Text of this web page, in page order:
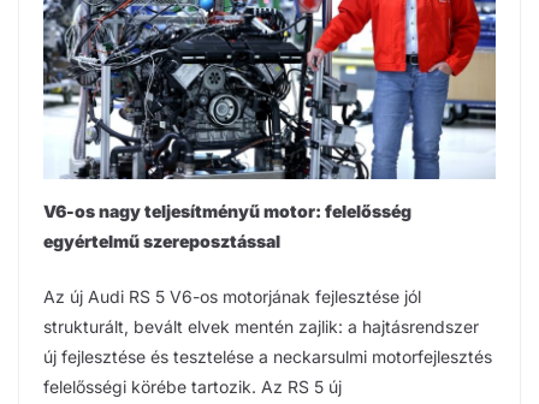
V6-os nagy teljesítményű motor: felelősség
egyértelmű szereposztással
Az új Audi RS 5 V6-os motorjának fejlesztése jól
strukturált, bevált elvek mentén zajlik: a hajtásrendszer
új fejlesztése és tesztelése a neckarsulmi motorfejlesztés
felelősségi körébe tartozik. Az RS 5 új